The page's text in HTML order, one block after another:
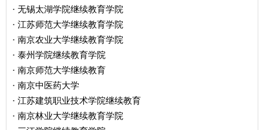
· 无锡太湖学院继续教育学院
· 江苏师范大学继续教育学院
· 南京农业大学继续教育学院
· 泰州学院继续教育学院
· 南京师范大学继续教育
· 南京中医药大学
· 江苏建筑职业技术学院继续教育
· 南京林业大学继续教育学院